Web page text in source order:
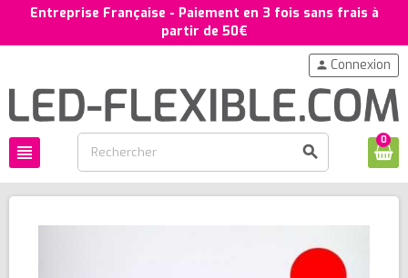
Entreprise Française - Paiement en 3 fois sans frais à
partir de 50€
view_headline search
person Connexion
0